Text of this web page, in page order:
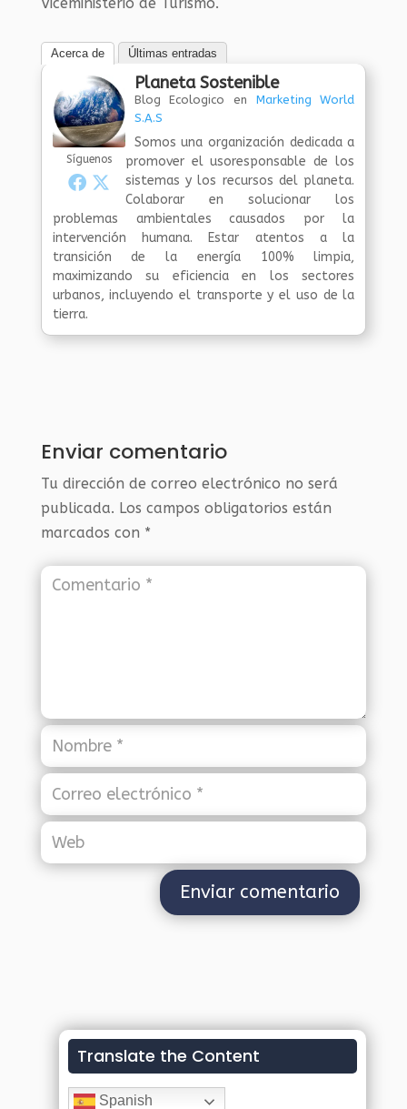
Acerca de Últimas entradas
Síguenos
Planeta Sostenible
Blog Ecologico en Marketing World
S.A.S
Somos una organización dedicada a
promover el usoresponsable de los
sistemas y los recursos del planeta.
Colaborar en solucionar los
problemas ambientales causados por la
intervención humana. Estar atentos a la
transición de la energía 100% limpia,
maximizando su eficiencia en los sectores
urbanos, incluyendo el transporte y el uso de la
tierra.
Enviar comentario
Tu dirección de correo electrónico no será
publicada. Los campos obligatorios están
marcados con *
Translate the Content
Spanish